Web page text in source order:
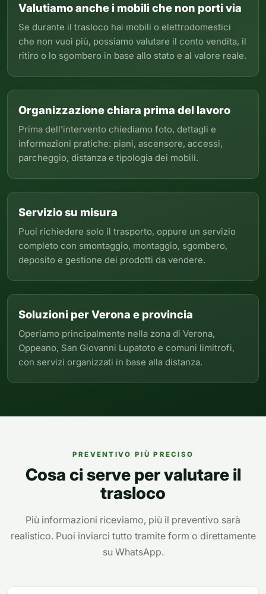
Valutiamo anche i mobili che non porti via
Se durante il trasloco hai mobili o elettrodomestici
che non vuoi più, possiamo valutare il conto vendita, il
ritiro o lo sgombero in base allo stato e al valore reale.
Organizzazione chiara prima del lavoro
Prima dell’intervento chiediamo foto, dettagli e
informazioni pratiche: piani, ascensore, accessi,
parcheggio, distanza e tipologia dei mobili.
Servizio su misura
Puoi richiedere solo il trasporto, oppure un servizio
completo con smontaggio, montaggio, sgombero,
deposito e gestione dei prodotti da vendere.
Soluzioni per Verona e provincia
Operiamo principalmente nella zona di Verona,
Oppeano, San Giovanni Lupatoto e comuni limitrofi,
con servizi organizzati in base alla distanza.
PREVENTIVO PIÙ PRECISO
Cosa ci serve per valutare il
trasloco
Più informazioni riceviamo, più il preventivo sarà
realistico. Puoi inviarci tutto tramite form o direttamente
su WhatsApp.